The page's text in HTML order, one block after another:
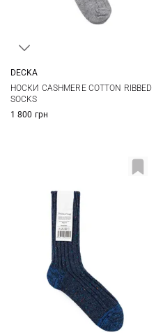
DECKA
НОСКИ CASHMERE COTTON RIBBED
SOCKS
1 800 грн